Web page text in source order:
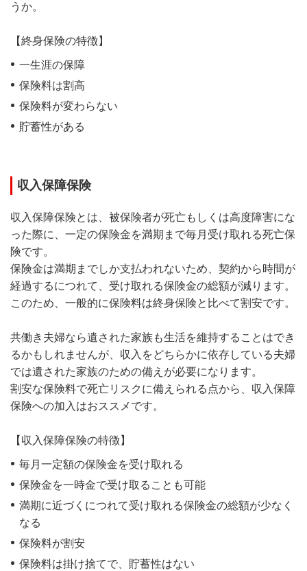
うか。
【終身保険の特徴】
一生涯の保障
保険料は割高
保険料が変わらない
貯蓄性がある
収入保障保険
収入保障保険とは、被保険者が死亡もしくは高度障害にな
った際に、一定の保険金を満期まで毎月受け取れる死亡保
険です。
保険金は満期までしか支払われないため、契約から時間が
経過するにつれて、受け取れる保険金の総額が減ります。
このため、一般的に保険料は終身保険と比べて割安です。
共働き夫婦なら遺された家族も生活を維持することはでき
るかもしれませんが、収入をどちらかに依存している夫婦
では遺された家族のための備えが必要になります。
割安な保険料で死亡リスクに備えられる点から、収入保障
保険への加入はおススメです。
【収入保障保険の特徴】
毎月一定額の保険金を受け取れる
保険金を一時金で受け取ることも可能
満期に近づくにつれて受け取れる保険金の総額が少なく
なる
保険料が割安
保険料は掛け捨てで、貯蓄性はない